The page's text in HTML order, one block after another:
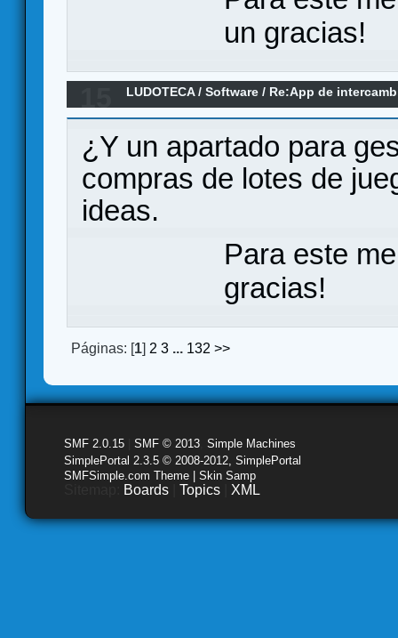
un gracias!
LUDOTECA/Software / Re:App de
¿Y un apartado para
compras de lotes de
ideas.
Para este
gracias!
Páginas: [1] 2 3 ... 132 >>
SMF 2.0.15 SMF © 2013 Simple Machines
SimplePortal 2.3.5 © 2008-2012, SimplePortal
SMFSimple.com Theme | Skin Samp
Boards Topics XML